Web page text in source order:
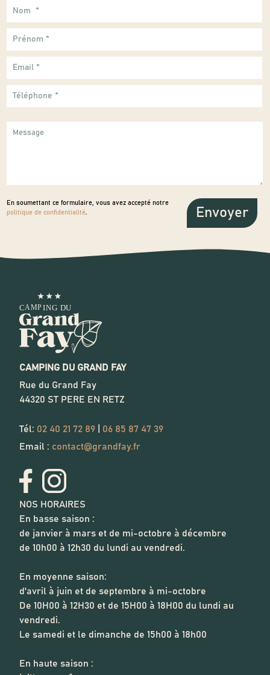
En soumettant ce formulaire, vous avez accepté notre
politique de confidentialité.
CAMPING DU GRAND FAY
Rue du Grand Fay
44320 ST PERE EN RETZ
Tél: 02 40 21 72 89
06 85 87 47 39
Email : contact@grandfay.fr
NOS HORAIRES
En basse saison :
de janvier à mars et de mi-octobre à décembre
de 10h00 à 12h30 du lundi au vendredi.
En moyenne saison:
d'avril à juin et de septembre à mi-octobre
De 10H00 à 12H30 et de 15H00 à 18H00 du lundi au
vendredi.
Le samedi et le dimanche de 15h00 à 18h00
En haute saison :